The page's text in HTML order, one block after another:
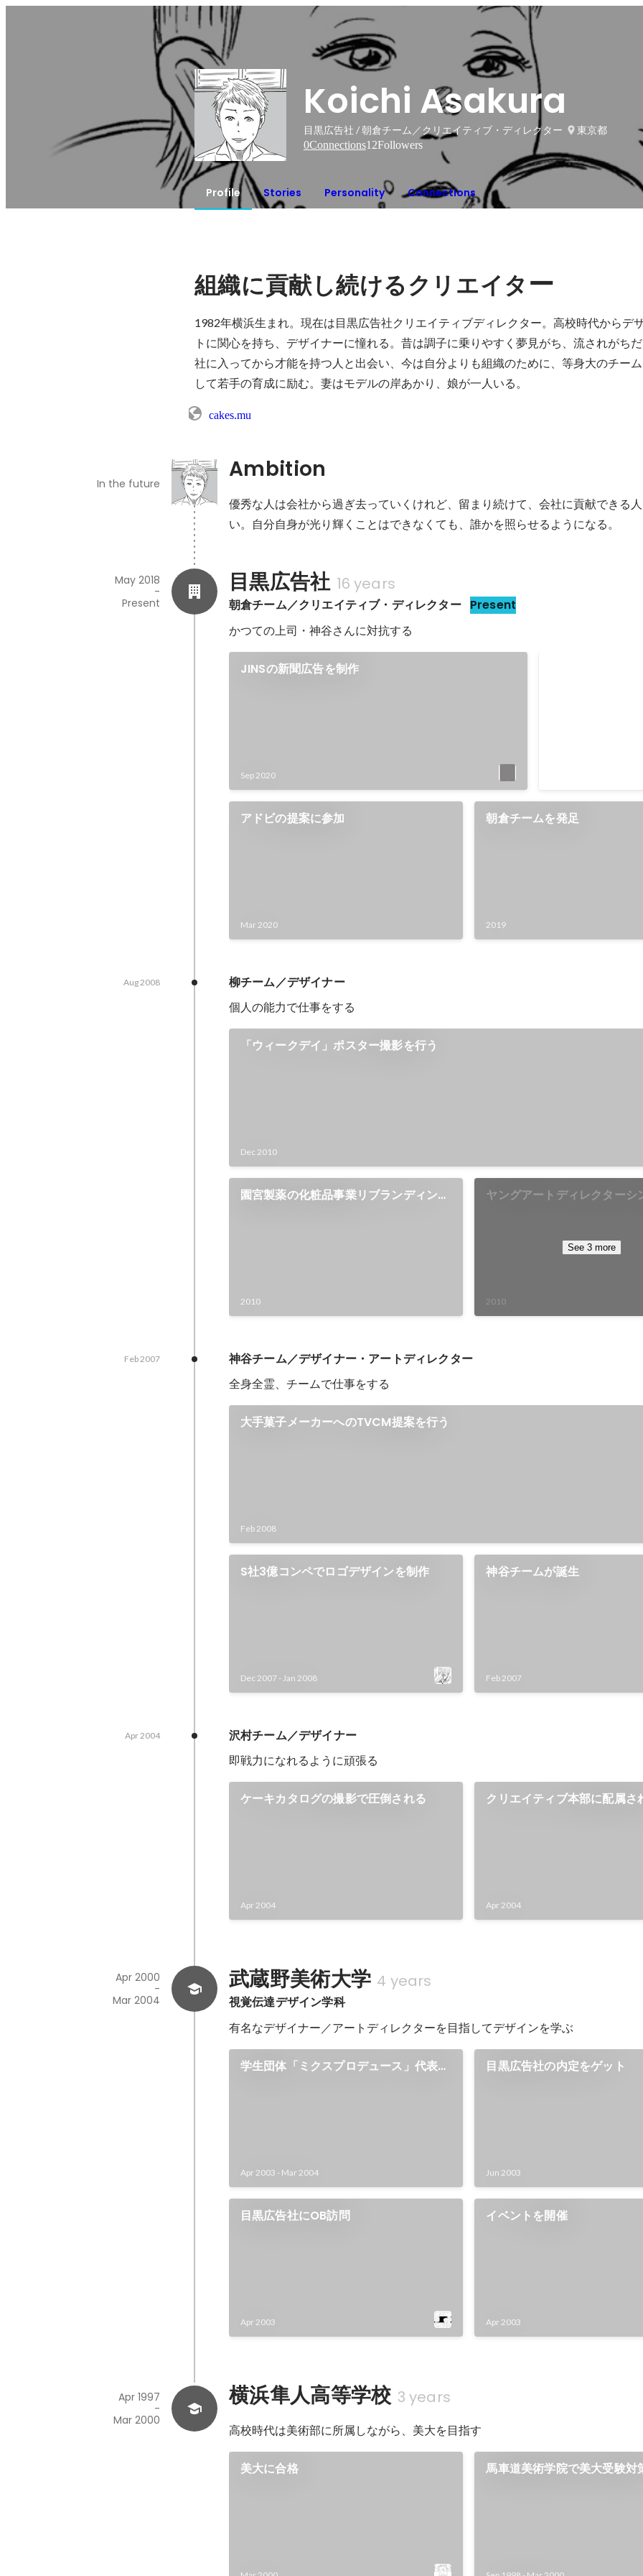
Koichi Asakura
目黒広告社 / 朝倉チーム／クリエイティブ・ディレクター
東京都
0Connections12Followers
Profile Stories Personality Connections
組織に貢献し続けるクリエイタ ー
1982年横浜生まれ。現在は目黒広告社クリエイティブディレクター。高校時代からデ
トに関心を持ち、デザイナーに憧れる。昔は調子に乗りやすく夢見がち、流されがち
社に入ってから才能を持つ人と出会い、今は自分よりも組織のために、等身大のチー
して若手の育成に励む。妻はモデルの岸あかり、娘が一人いる。
cakes.mu
Ambition
In the future
優秀な人は会社から過ぎ去っていくけれど、留まり続けて、会社に貢献できる
い。自分自身が光り輝くことはできなくても、誰かを照らせるようになる。
目黒広告社 16 years
朝倉チーム／クリエイティブ・ディレクター Present
May 2018
-
Present
かつての上司・神谷さんに対抗する
JINSの新聞広告を制作
Sep 2020
アドビの提案に参加
Mar 2020
朝倉チームを発足
2019
柳チーム／デザイナー
Aug 2008
個人の能力で仕事をする
「ウィークデイ」ポスター撮影を行う
Dec 2010
園宮製薬の化粧品事業リブランディング
2010
ヤングアートディレクターシ
2010
See 3 more
神谷チーム／デザイナー・アートディレクター
Feb 2007
全身全霊、チームで仕事をする
大手菓子メーカーへのTVCM提案を行う
Feb 2008
S社3億コンペでロゴデザインを制作
Dec 2007-Jan 2008
神谷チームが誕生
Feb 2007
沢村チーム／デザイナー
Apr 2004
即戦力になれるように頑張る
ケーキカタログの撮影で圧倒される
Apr 2004
クリエイティブ本部に配属さ
Apr 2004
武蔵野美術大学 4 years
視覚伝達デザイン学科
Apr 2000
-
Mar 2004
有名なデザイナー／アートディレクターを目指してデザインを学ぶ
学生団体「ミクスプロデュース」代表を
Apr 2003 - Mar 2004
目黒広告社の内定をゲット
Jun 2003
目黒広告社にOB訪問
Apr 2003
イベントを開催
Apr 2003
横浜隼人高等学校 3 years
Apr 1997
-
Mar 2000
高校時代は美術部に所属しながら、美大を目指す
美大に合格 馬車道美術学院で美大受験対